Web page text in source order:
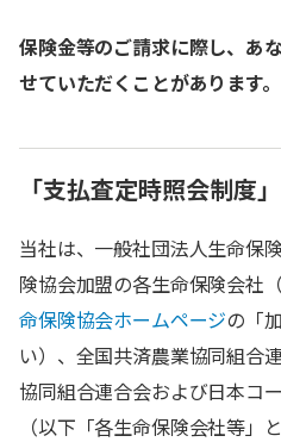
保険金等のご請求に際し、あ
せていただくことがあります。
「支払査定時照会制度
当社は、一般社団法人生命保
険協会加盟の各生命保険会社
命保険協会ホームページの「
い）、全国共済農業協同組合
協同組合連合会および日本コ
（以下「各生命保険会社等」